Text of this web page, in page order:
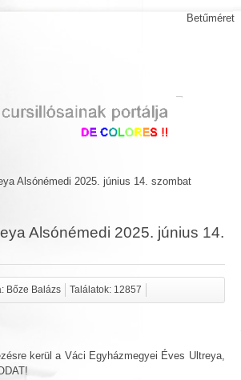
Alsónémedi 2025. június 14. szombat
Betűméret
Alsónémedi 2025. június 14.
Bőze Balázs Találatok: 12857
kerül a Váci Egyházmegyei Éves Ultreya,